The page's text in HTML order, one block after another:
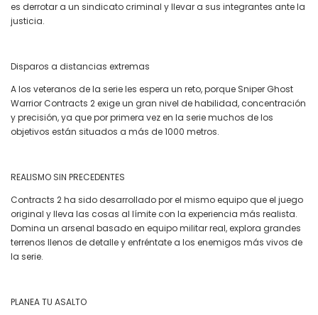
es derrotar a un sindicato criminal y llevar a sus integrantes ante la
justicia.
Disparos a distancias extremas
A los veteranos de la serie les espera un reto, porque Sniper Ghost
Warrior Contracts 2 exige un gran nivel de habilidad, concentración
y precisión, ya que por primera vez en la serie muchos de los
objetivos están situados a más de 1000 metros.
REALISMO SIN PRECEDENTES
Contracts 2 ha sido desarrollado por el mismo equipo que el juego
original y lleva las cosas al límite con la experiencia más realista.
Domina un arsenal basado en equipo militar real, explora grandes
terrenos llenos de detalle y enfréntate a los enemigos más vivos de
la serie.
PLANEA TU ASALTO